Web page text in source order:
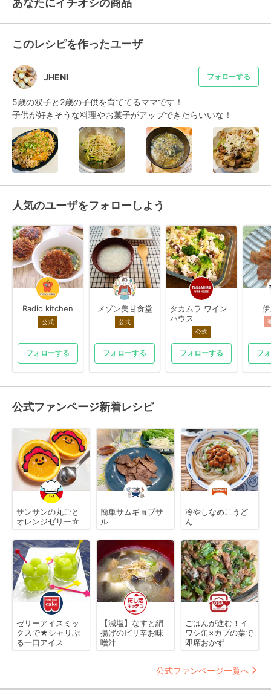
あなたにイチオシの商品
このレシピを作ったユーザ
JHENI フォローする
5歳の双子と2歳の子供を育ててるママです！
子供が好きそうな料理やお菓子がアップできたらいいな！
人気のユーザをフォローしよう
Radio kitchen
公式
フォローする
メゾン美甘食堂
公式
フォローする
タカムラ ワイン
ハウス
公式
フォローする フ
公式ファンページ新着レシピ
サンサンの丸ごと
オレンジゼリー☆
簡単サムギョプサ
ル
冷やしなめこうど
ん
ゼリーアイスミッ
クスで★シャリぷ
る一口アイス
【減塩】なすと絹
揚げのピリ辛お味
噌汁
ごはんが進む！イ
ワシ缶×カブの葉で
即席おかず
公式ファンページ一覧へ